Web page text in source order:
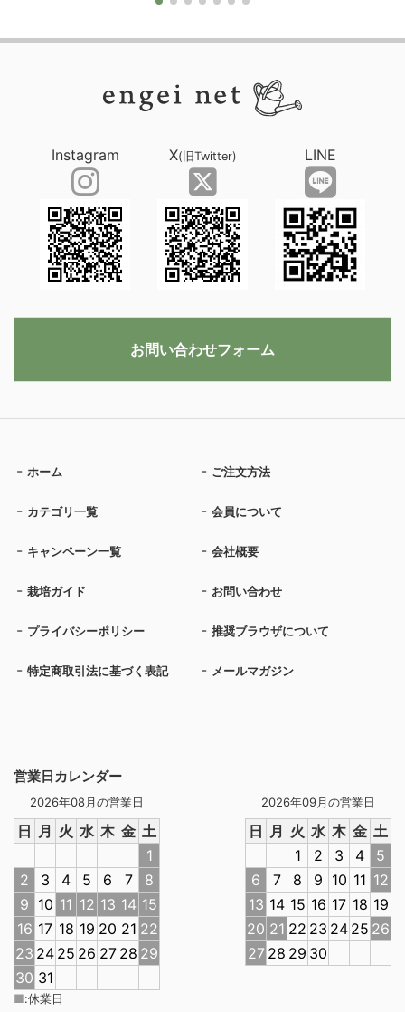
営業日カレンダー
2026年08月の営業日
日 月 火 水 木 金 土
1
2
3 4 5 6 7
8
9 10 11 12 13 14 15
16 17 18 19 20 21 22
23 24 25 26 27 28 29
30 31
2026年09月の営業日
日 月 火 水 木 金 土
1
2 3 4
5
6
7 8 9 10 11 12
13 14 15 16 17 18 19
20 21 22 23 24 25 26
27 28 29 30
■:休業日
ホーム ご注文方法
カテゴリ一覧 会員について
キャンペーン一覧 会社概要
栽培ガイド お問い合わせ
プライバシーポリシー 推奨ブラウザについて
特定商取引法に基づく表記 メールマガジン
Instagram X(旧Twitter) LINE
お問い合わせフォーム